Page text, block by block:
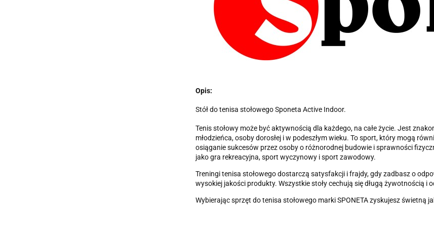
Opis:
Stół do tenisa stołowego Sponeta Active Indoor.
Tenis stołowy może być aktywnością dla każdego, na całe życie. Jest
młodzieńca, osoby dorosłej i w podeszłym wieku. To sport, który mogą
osiąganie sukcesów przez osoby o różnorodnej budowie i sprawności
jako gra rekreacyjna, sport wyczynowy i sport zawodowy.
Treningi tenisa stołowego dostarczą satysfakcji i frajdy, gdy zadbasz o
wysokiej jakości produkty. Wszystkie stoły cechują się długą żywotnością i
Wybierając sprzęt do tenisa stołowego marki SPONETA zyskujesz świetną